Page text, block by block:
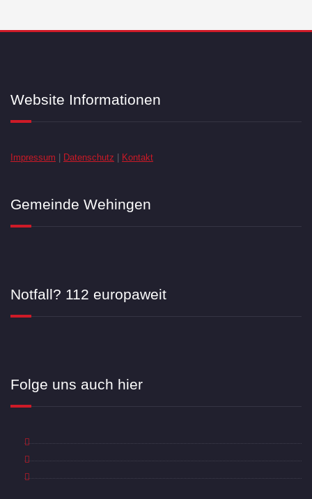
Website Informationen
Impressum Datenschutz Kontakt
Gemeinde Wehingen
Notfall? 112 europaweit
Folge uns auch hier